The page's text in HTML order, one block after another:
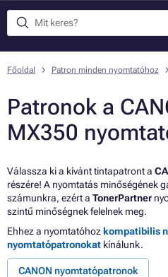
Főoldal Patron minden nyomtatóhoz
Patronok a
MX350
Válassza ki a kívánt tintapatront a
részére! A nyomtatás minőségének
számunkra, ezért a TonerPartner
szintű minőségnek felelnek meg.
Ehhez a nyomtatóhoz kompatibilis
nyomtatópatronokat kínálunk.
CANON nyomtatópatronok